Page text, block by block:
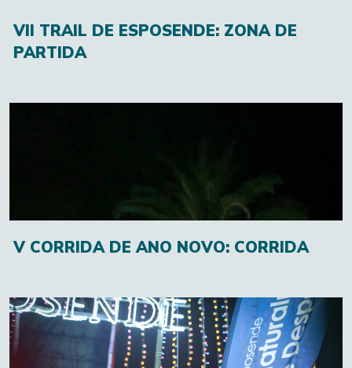
VII TRAIL DE ESPOSENDE: ZONA DE
PARTIDA
V CORRIDA DE ANO NOVO: CORRIDA